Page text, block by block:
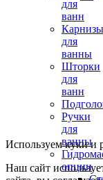
для
ванн
Карнизы
для
ванны
Шторки
для
ванн
Ручки
для
ванны
опции
Используем куки и
Наш сайт